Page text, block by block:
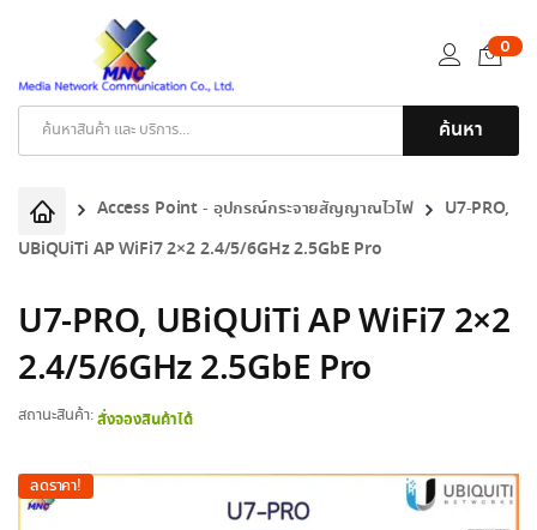
ค้นหา
0
Access Point - อุปกรณ์กระจายสัญญาณไวไฟ
U7-PRO,
UBiQUiTi AP WiFi7 2×2 2.4/5/6GHz 2.5GbE Pro
U7-PRO, UBiQUiTi AP WiFi7 2×2
2.4/5/6GHz 2.5GbE Pro
สถานะสินค้า:สั่งจองสินค้าได้
ลดราคา!